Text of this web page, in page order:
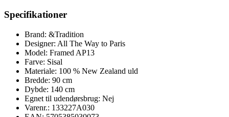
Specifikationer
Brand: &Tradition
Designer: All The Way to Paris
Model: Framed AP13
Farve: Sisal
Materiale: 100 % New Zealand uld
Bredde: 90 cm
Dybde: 140 cm
Egnet til udendørsbrug: Nej
Varenr.: 133227A030